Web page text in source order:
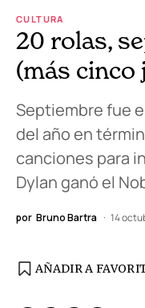
CULTURA
20 rolas,
(más cinco
Septiembre fue
del año en
canciones para
Dylan ganó el
por Bruno Bartra 14
AÑADIR A